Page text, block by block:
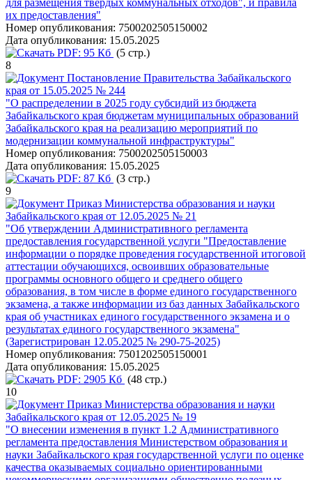
для размещения твердых коммунальных отходов", и правила
их предоставления"
Номер опубликования: 7500202505150002
Дата опубликования: 15.05.2025
PDF: 95 Кб (5 стр.)
8
Постановление Правительства Забайкальского
края от 15.05.2025 № 244
"О распределении в 2025 году субсидий из бюджета
Забайкальского края бюджетам муниципальных образований
Забайкальского края на реализацию мероприятий по
модернизации коммунальной инфраструктуры"
Номер опубликования: 7500202505150003
Дата опубликования: 15.05.2025
PDF: 87 Кб (3 стр.)
9
Приказ Министерства образования и науки
Забайкальского края от 12.05.2025 № 21
"Об утверждении Административного регламента
предоставления государственной услуги "Предоставление
информации о порядке проведения государственной итоговой
аттестации обучающихся, освоивших образовательные
программы основного общего и среднего общего
образования, в том числе в форме единого государственного
экзамена, а также информации из баз данных Забайкальского
края об участниках единого государственного экзамена и о
результатах единого государственного экзамена"
(Зарегистрирован 12.05.2025 № 290-75-2025)
Номер опубликования: 7501202505150001
Дата опубликования: 15.05.2025
PDF: 2905 Кб (48 стр.)
10
Приказ Министерства образования и науки
Забайкальского края от 12.05.2025 № 19
"О внесении изменения в пункт 1.2 Административного
регламента предоставления Министерством образования и
науки Забайкальского края государственной услуги по оценке
качества оказываемых социально ориентированными